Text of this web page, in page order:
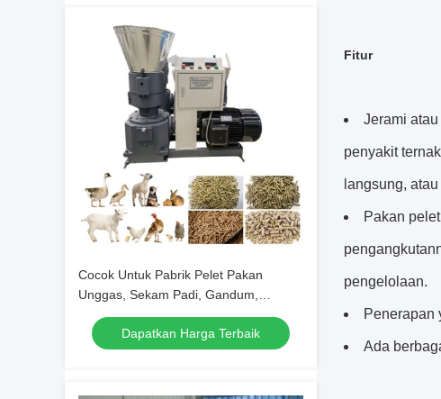
Cocok Untuk Pabrik Pelet Pakan
Unggas, Sekam Padi, Gandum,
Kapasitas 50-1200kg/Jam
Dapatkan Harga Terbaik
Fitur
Jerami
penyakit
langsung,
Pakan
pengelolaan.
Penerapan
Ada